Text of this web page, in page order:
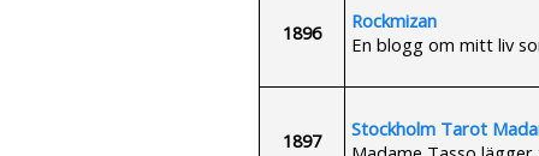
1896
Rockmizan
En blogg om mitt liv
1897
Stockholm Tarot